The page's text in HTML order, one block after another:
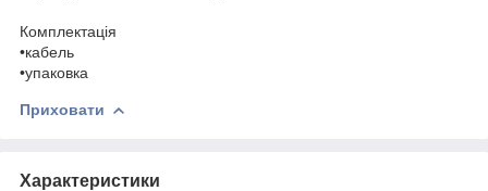
Комплектація
•кабель
•упаковка
Приховати
Характеристики